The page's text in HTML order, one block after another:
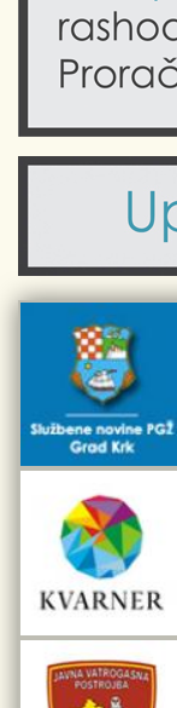
Obrazovanje
Komunalne usluge
Civilni sektor
Sport i rekreacija
Fotogalerije
Kalendar
Turistička
Kulturno-turistička
Dar iz Krka
Interpretacijski